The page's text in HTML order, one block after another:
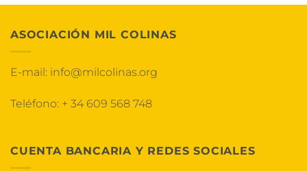
ASOCIACIÓN MIL COLINAS
E-mail: info@milcolinas.org
Teléfono: + 34 609 568 748
CUENTA BANCARIA Y REDES SOCIALES